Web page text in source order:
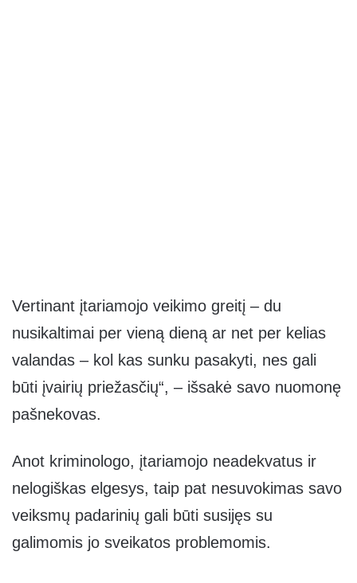
Vertinant įtariamojo veikimo greitį – du
nusikaltimai per vieną dieną ar net per kelias
valandas – kol kas sunku pasakyti, nes gali
būti įvairių priežasčių“, – išsakė savo nuomonę
pašnekovas.
Anot kriminologo, įtariamojo neadekvatus ir
nelogiškas elgesys, taip pat nesuvokimas savo
veiksmų padarinių gali būti susijęs su
galimomis jo sveikatos problemomis.